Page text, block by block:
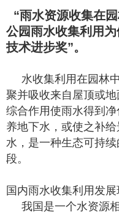
“雨水资源收集在
公园雨水收集利用
技术进步奖”。
水收集利用在园林
聚并吸收来自屋顶或
综合作用使雨水得到
养地下水，或使之补
水，是一种生态可持
段。
国内雨水收集利用发展
我国是一个水资源